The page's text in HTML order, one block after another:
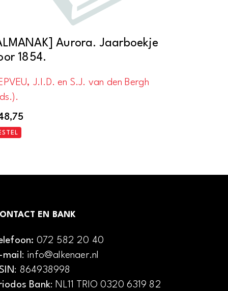
Aurora. Jaarboekje
1854.
J.I.D. en S.J. van den Bergh
EN BANK
072 582 20 40
mail: info@alkenaer.nl
: 864938998
Bank: NL11 TRIO 0320 6319 82